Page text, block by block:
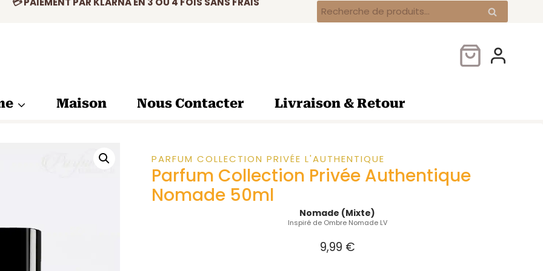
Recherche
pour :
Recherche
Maison Nous Contacter Livraison & Retour
PARFUM COLLECTION PRIVÉE L'AUTHENTIQUE
Parfum Collection Privée Authentique
Nomade 50ml
Nomade (Mixte)
Inspiré de Ombre Nomade LV
9,99 €